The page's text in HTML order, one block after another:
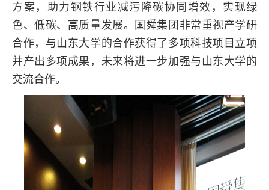
方案，助力钢铁行业减污降碳协同增效，实现绿
色、低碳、高质量发展。国舜集团非常重视产学研
合作，与山东大学的合作获得了多项科技项目立项
并产出多项成果，未来将进一步加强与山东大学的
交流合作。